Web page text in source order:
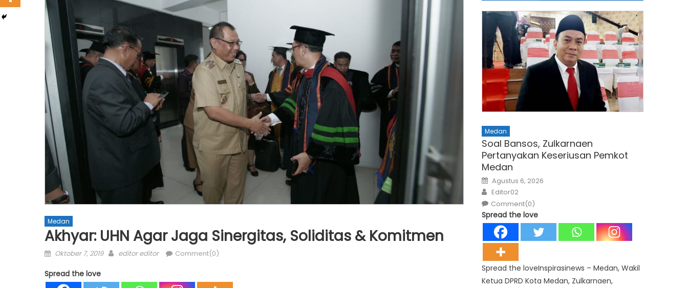
Medan
Akhyar: UHN Agar Jaga Sinergitas, Soliditas & Komitmen
Posted
Oktober 7, 2019 Author
editor editor Comment(0)
Spread the love
Medan
Soal Bansos, Zulkarnaen
Pertanyakan Keseriusan Pemkot
Medan
Posted
on
Agustus 6, 2026
Author
Editor02
Comment(0)
Spread the love
Spread the loveInspirasinews – Medan, Wakil
Ketua DPRD Kota Medan, Zulkarnaen,